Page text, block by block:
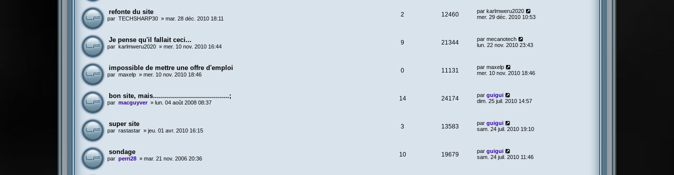
refonte du site
par TECHSHARP30 »mar. 28 déc. 2010 18:11
2 12460 par karlmweru2020
mer. 29 déc. 2010 10:53
Je pense qu'il fallait ceci...
par karlmweru2020 »mer. 10 nov. 2010 16:44
9 21344 par mecanotech
lun. 22 nov. 2010 23:43
impossible de mettre une offre d'emploi
par maxelp »mer. 10 nov. 2010 18:46
0 11131 par maxelp
mer. 10 nov. 2010 18:46
bon site, mais......................................;
par macguyver »lun. 04 août 2008 08:37
14 24174 par guigui
dim. 25 juil. 2010 14:57
super site
par rastastar »jeu. 01 avr. 2010 16:15
3 13583 par guigui
sam. 24 juil. 2010 19:10
sondage
par perri28 »mar. 21 nov. 2006 20:36
10 19679 par guigui
sam. 24 juil. 2010 11:46